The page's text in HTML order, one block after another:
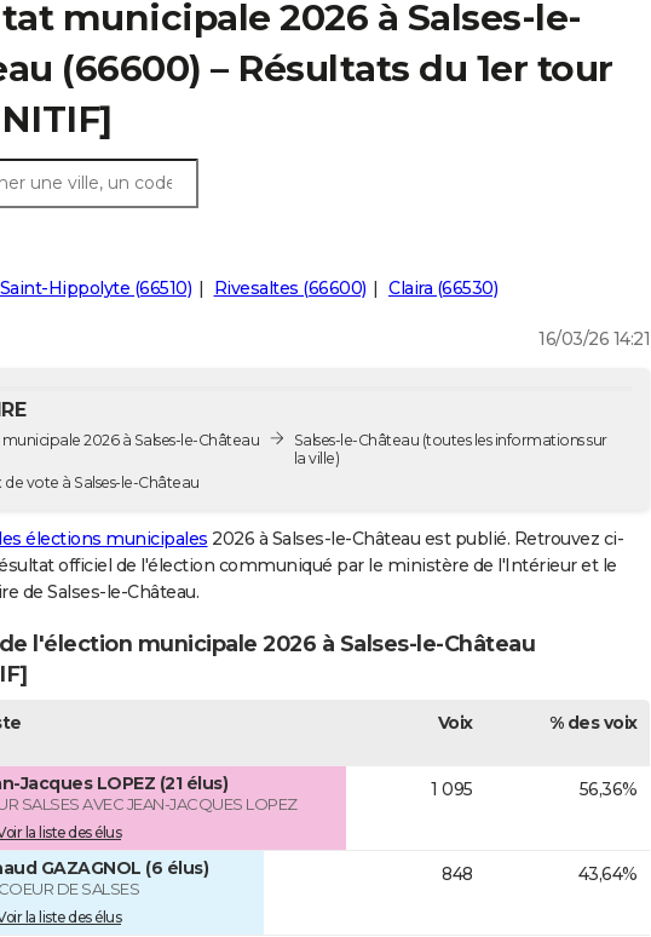
municipale 2026 à Salses-le-
(66600) – Résultats du 1er tour
Saint-Hippolyte (66510) Rivesaltes (66600) Claira (66530)
16/03/26 14:21
2026 à Salses-le-Château
de vote à Salses-le-Château
Salses-le-Château (toutes les informations sur
la ville)
élections municipales 2026 à Salses-le-Château est publié. Retrouvez ci-
officiel de l'élection communiqué par le ministère de l'Intérieur et le
de Salses-le-Château.
l'élection municipale 2026 à Salses-le-Château
Voix % des voix
Jacques LOPEZ (21 élus)
SALSES AVEC JEAN-JACQUES LOPEZ
la liste des élus
1 095 56,36%
GAZAGNOL (6 élus)
DE SALSES
la liste des élus
848 43,64%